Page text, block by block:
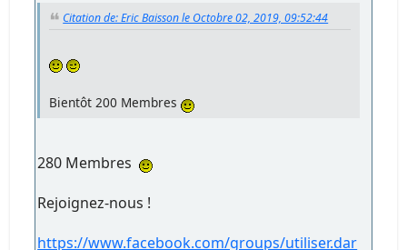
Citation de: Eric Baisson le Octobre 02, 2019, 09:52:44
Bientôt 200 Membres
280 Membres
Rejoignez-nous !
https://www.facebook.com/groups/utiliser.dar